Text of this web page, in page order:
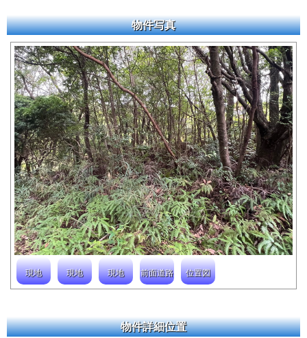
物件写真
現地 現地 現地 前面道路 位置図
物件詳細位置